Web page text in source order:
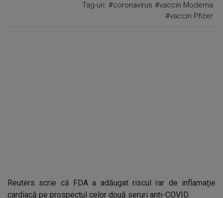
Tag-uri: #coronavirus #vaccin Moderna
#vaccin Pfizer
Reuters scrie că FDA a adăugat riscul rar de inflamație
cardiacă pe prospectul celor două seruri anti-COVID.